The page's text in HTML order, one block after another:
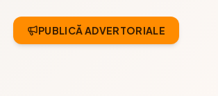
PUBLICĂ ADVERTORIALE